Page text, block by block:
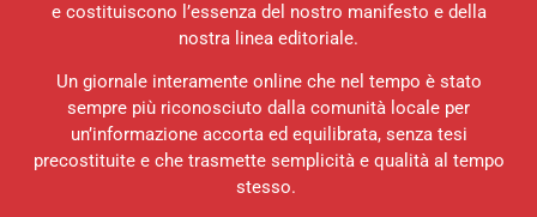
e costituiscono l’essenza del nostro manifesto e della
nostra linea editoriale.
Un giornale interamente online che nel tempo è stato
sempre più riconosciuto dalla comunità locale per
un’informazione accorta ed equilibrata, senza tesi
precostituite e che trasmette semplicità e qualità al tempo
stesso.